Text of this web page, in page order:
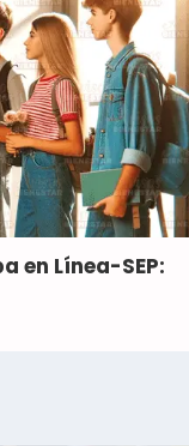
en Línea-SEP: